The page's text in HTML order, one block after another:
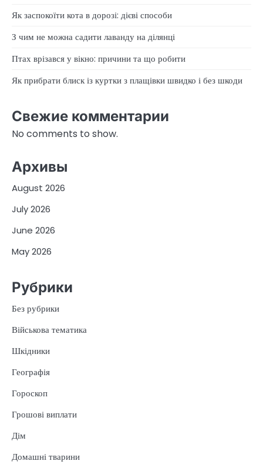
Як заспокоїти кота в дорозі: дієві способи
З чим не можна садити лаванду на ділянці
Птах врізався у вікно: причини та що робити
Як прибрати блиск із куртки з плащівки швидко і без шкоди
Свежие комментарии
No comments to show.
Архивы
August 2026
July 2026
June 2026
May 2026
Рубрики
Без рубрики
Військова тематика
Шкідники
Географія
Гороскоп
Грошові виплати
Дім
Домашні тварини